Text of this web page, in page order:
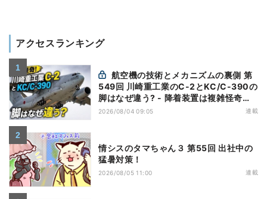
アクセスランキング
549回 川崎重工業のC-2とKC/C-390の
脚はなぜ違う? - 降着装置は複雑怪奇
(5)|軍用輸送機(10)
2026/08/04 09:05 連載
情シスのタマちゃん３ 第55回 出社中の
猛暑対策！
2026/08/05 11:00 連載